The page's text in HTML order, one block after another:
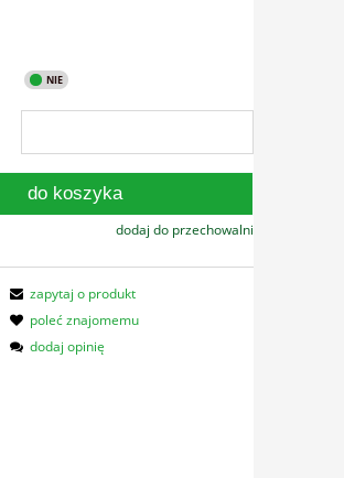
do koszyka
dodaj do przechowalni
zapytaj o produkt
poleć znajomemu
dodaj opinię